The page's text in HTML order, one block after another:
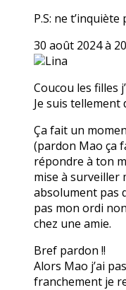
P.S: ne
30 août 2024 à
Lina
Coucou les filles
Je suis tellement
Ça fait un
(pardon Mao ça
répondre à ton
mise à surveiller
absolument pas
pas mon ordi
chez une amie.
Bref pardon !!
Alors Mao j’ai
franchement je